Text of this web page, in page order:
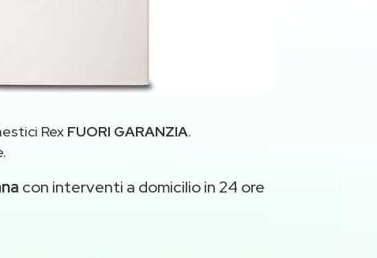
Rex FUORI GARANZIA.
con interventi a domicilio in 24 ore